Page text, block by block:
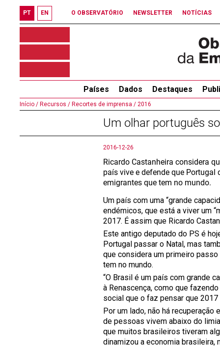
PT EN O OBSERVATÓRIO NEWSLETTER NOTÍCIAS
Países Dados Destaques
Início / Recursos / Recortes de imprensa / 2016
Um olhar português
2016-12-26
Ricardo Castanheira considera
país vive e defende que
emigrantes que tem no mundo.
Um país com uma “grande
endémicos, que está a viver um
2017. É assim que Ricardo
Este antigo deputado do PS é
Portugal passar o Natal, mas
que considera um primeiro
tem no mundo.
“O Brasil é um país com grande
à Renascença, como que
social que o faz pensar que
Por um lado, não há recuperação
de pessoas vivem abaixo do
que muitos brasileiros tiveram
dinamizou a economia brasileira,